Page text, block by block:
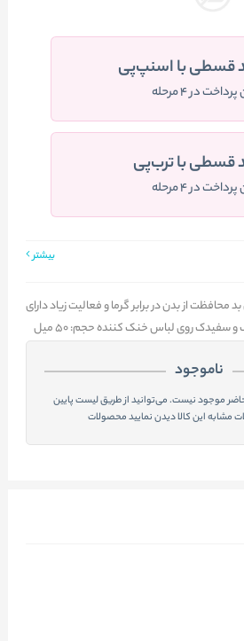
قسطی با اسنپ‌پی
در ۴ مرحله
قسطی با ترب‌پی
در ۴ مرحله
بیشتر
محافظت از بدن در برابر گرما و فعالیت زیاد دارای
سفیدک روی لباس خنک کننده حجم: ۵۰ میل
ناموجود
حاضر موجود نیست. می‌توانید از طریق لیست پایین
مشابه این کالا دیدن نمایید محصولات